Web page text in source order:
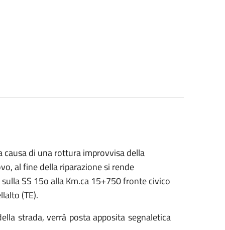
causa di una rottura improvvisa della
al fine della riparazione si rende
SS 15o alla Km.ca 15+750 fronte civico
(TE).
strada, verrà posta apposita segnaletica